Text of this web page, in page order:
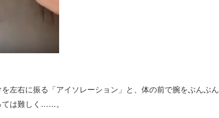
左右に振る「アイソレーション」と、体の前で腕をぶんぶん
ては難しく……。